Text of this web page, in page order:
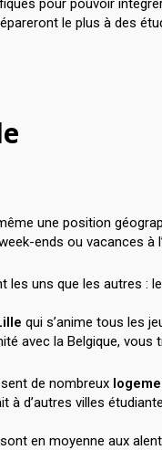
pour pouvoir
le plus à des
une position
ends ou vacances à
les uns que les autres : le
qui s’anime tous les
avec la Belgique,
de nombreux
à d’autres villes
en moyenne aux